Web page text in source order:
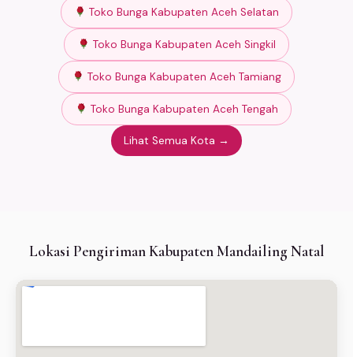
Toko Bunga Kabupaten Aceh Selatan
Toko Bunga Kabupaten Aceh Singkil
Toko Bunga Kabupaten Aceh Tamiang
Toko Bunga Kabupaten Aceh Tengah
Lihat Semua Kota →
Lokasi Pengiriman Kabupaten Mandailing Natal